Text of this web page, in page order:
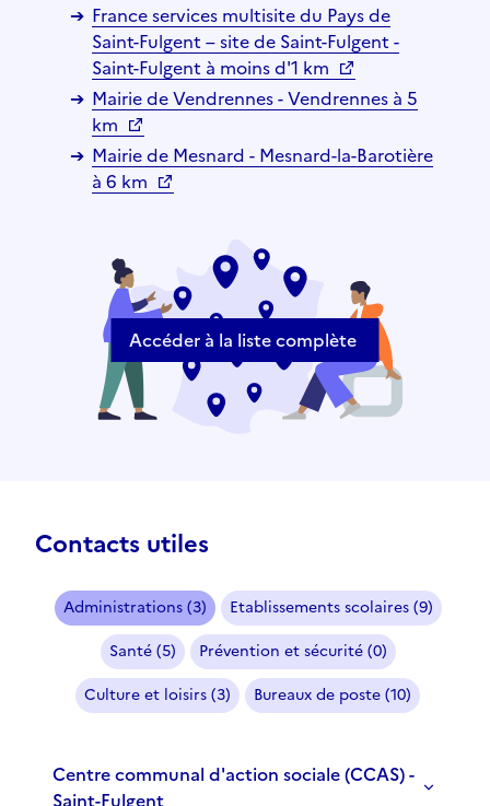
France services multisite du Pays de
Saint-Fulgent – site de Saint-Fulgent -
Saint-Fulgent à moins d'1 km
Mairie de Vendrennes - Vendrennes à 5
km
Mairie de Mesnard - Mesnard-la-Barotière
à 6 km
Accéder à la liste complète
Contacts utiles
Administrations (3)
Etablissements scolaires (9)
Santé (5)
Prévention et sécurité (0)
Culture et loisirs (3)
Bureaux de poste (10)
Centre communal d'action sociale (CCAS) -